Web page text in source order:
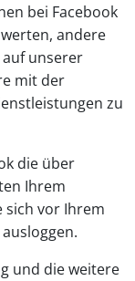
bei Facebook
andere
unserer
mit der
zu
die über
Ihrem
sich vor Ihrem
und die weitere